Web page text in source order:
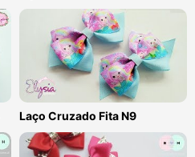
Laço Cruzado Fita N9